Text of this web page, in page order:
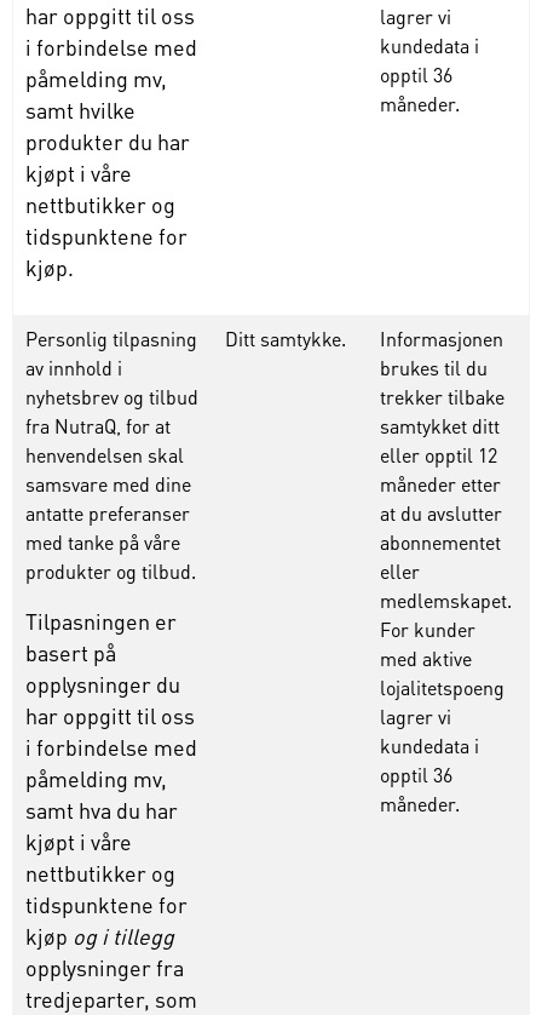
har oppgitt til oss
i forbindelse med
påmelding mv,
samt hvilke
produkter du har
kjøpt i våre
nettbutikker og
tidspunktene for
kjøp.
lagrervi
kundedata i
opptil 36
måneder.
Personlig tilpasning
av innhold i
nyhetsbrev og tilbud
fra NutraQ, for at
henvendelsen skal
samsvare med dine
antatte preferanser
med tanke på våre
produkter og tilbud.
Tilpasningen er
basert på
opplysninger du
har oppgitt til oss
i forbindelse med
påmelding mv,
samt hva du har
kjøpt i våre
nettbutikker og
tidspunktene for
kjøp og i tillegg
opplysninger fra
tredjeparter, som
Ditt samtykke.
Informasjonen
brukes til du
trekkertilbake
samtykket ditt
eller opptil 12
måneder etter
at du avslutter
abonnementet
eller
medlemskapet.
For kunder
med aktive
lojalitetspoeng
lagrervi
kundedata i
opptil 36
måneder.